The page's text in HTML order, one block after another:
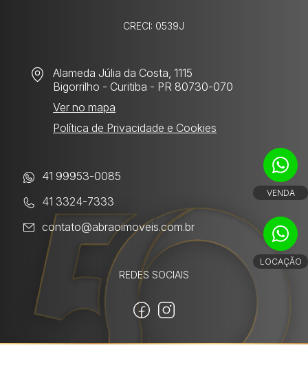
CRECI: 0539J
Alameda Júlia da Costa, 1115
Bigorrilho - Curitiba - PR 80730-070
Ver no mapa
Política de Privacidade e Cookies
41 99953-0085
41 3324-7333
contato@abraoimoveis.com.br
REDES SOCIAIS
VENDA
LOCAÇÃO